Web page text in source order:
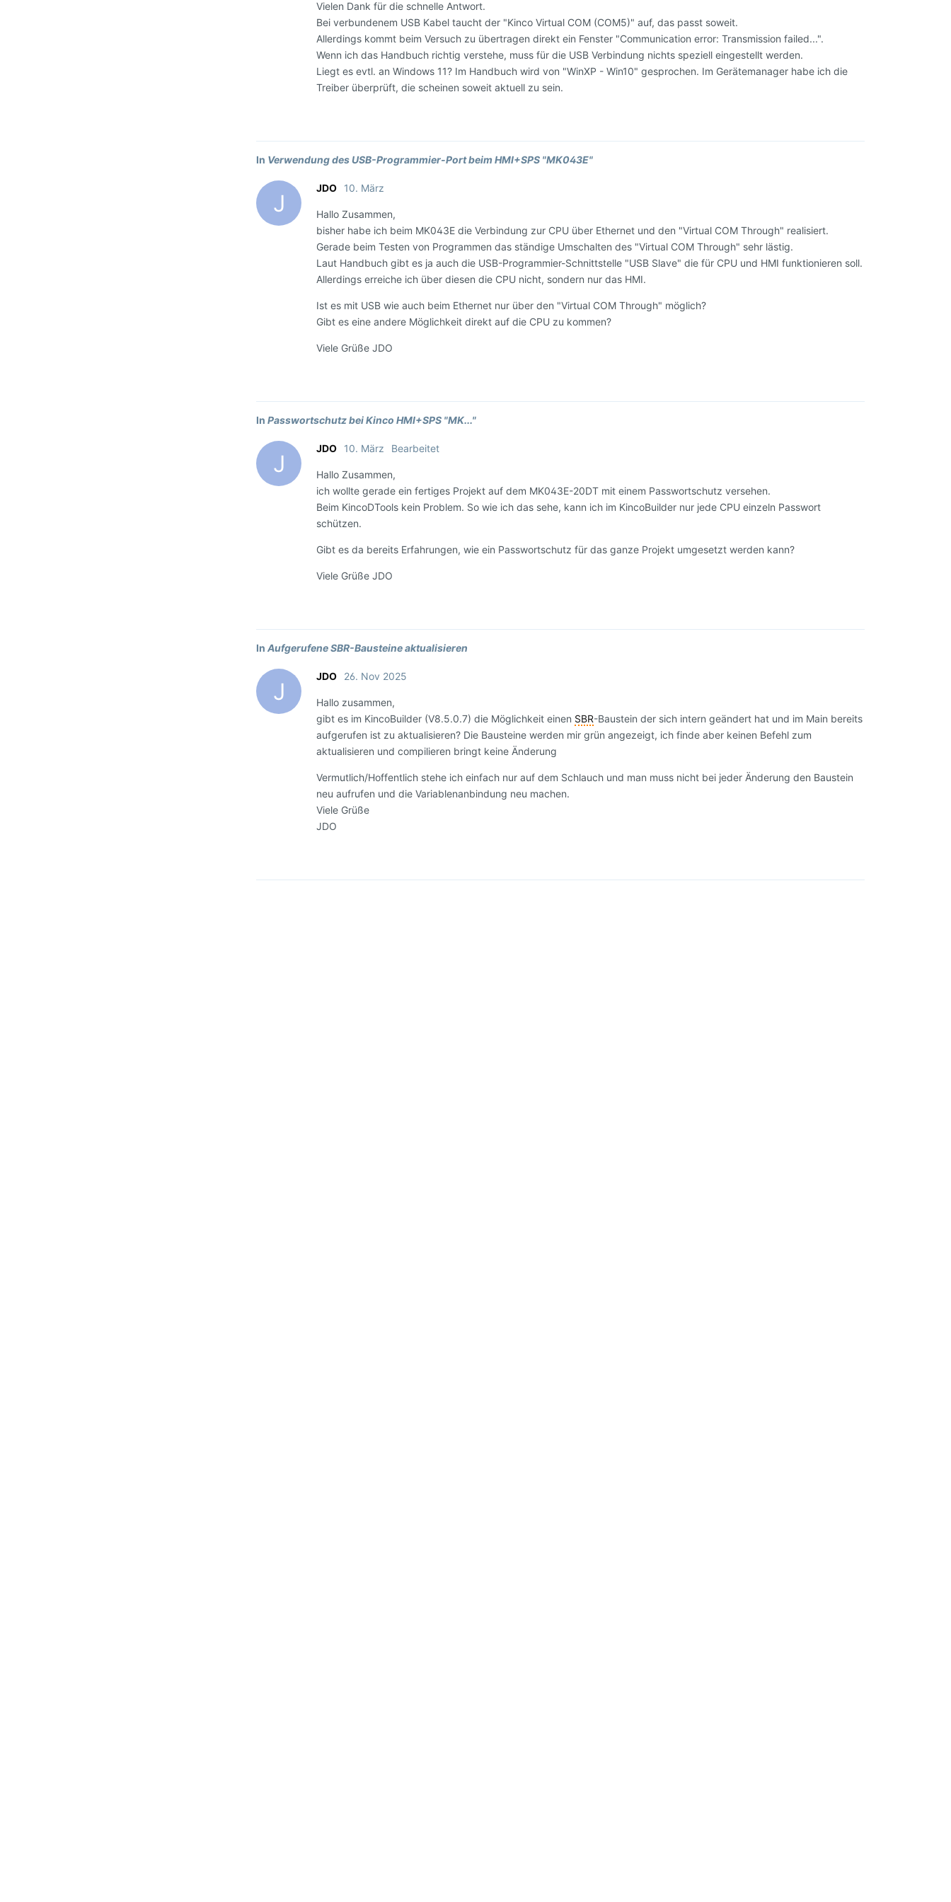
Vielen Dank für die schnelle Antwort.
Bei verbundenem USB Kabel taucht der "Kinco Virtual COM (COM5)" auf, das passt soweit.
Allerdings kommt beim Versuch zu übertragen direkt ein Fenster "Communication error: Transmission failed...".
Wenn ich das Handbuch richtig verstehe, muss für die USB Verbindung nichts speziell eingestellt werden.
Liegt es evtl. an Windows 11? Im Handbuch wird von "WinXP - Win10" gesprochen. Im Gerätemanager habe ich die
Treiber überprüft, die scheinen soweit aktuell zu sein.
In Verwendung des USB-Programmier-Port beim HMI+SPS "MK043E"
J
JDO 10. März
Hallo Zusammen,
bisher habe ich beim MK043E die Verbindung zur CPU über Ethernet und den "Virtual COM Through" realisiert.
Gerade beim Testen von Programmen das ständige Umschalten des "Virtual COM Through" sehr lästig.
Laut Handbuch gibt es ja auch die USB-Programmier-Schnittstelle "USB Slave" die für CPU und HMI funktionieren soll.
Allerdings erreiche ich über diesen die CPU nicht, sondern nur das HMI.
Ist es mit USB wie auch beim Ethernet nur über den "Virtual COM Through" möglich?
Gibt es eine andere Möglichkeit direkt auf die CPU zu kommen?
Viele Grüße JDO
In Passwortschutz bei Kinco HMI+SPS "MK..."
J
JDO 10. März Bearbeitet
Hallo Zusammen,
ich wollte gerade ein fertiges Projekt auf dem MK043E-20DT mit einem Passwortschutz versehen.
Beim KincoDTools kein Problem. So wie ich das sehe, kann ich im KincoBuilder nur jede CPU einzeln Passwort
schützen.
Gibt es da bereits Erfahrungen, wie ein Passwortschutz für das ganze Projekt umgesetzt werden kann?
Viele Grüße JDO
In Aufgerufene SBR-Bausteine aktualisieren
J
JDO 26. Nov 2025
Hallo zusammen,
gibt es im KincoBuilder (V8.5.0.7) die Möglichkeit einen SBR-Baustein der sich intern geändert hat und im Main bereits
aufgerufen ist zu aktualisieren? Die Bausteine werden mir grün angezeigt, ich finde aber keinen Befehl zum
aktualisieren und compilieren bringt keine Änderung
Vermutlich/Hoffentlich stehe ich einfach nur auf dem Schlauch und man muss nicht bei jeder Änderung den Baustein
neu aufrufen und die Variablenanbindung neu machen.
Viele Grüße
JDO